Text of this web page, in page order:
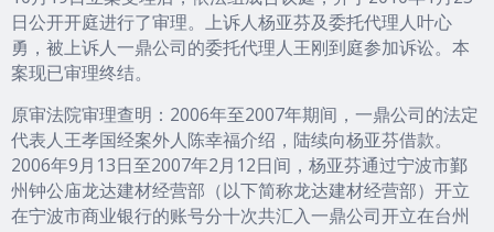
日公开开庭进行了审理。上诉人杨亚芬及委托代理人叶心
勇，被上诉人一鼎公司的委托代理人王刚到庭参加诉讼。本
案现已审理终结。
原审法院审理查明：2006年至2007年期间，一鼎公司的法定
代表人王孝国经案外人陈幸福介绍，陆续向杨亚芬借款。
2006年9月13日至2007年2月12日间，杨亚芬通过宁波市鄞
州钟公庙龙达建材经营部（以下简称龙达建材经营部）开立
在宁波市商业银行的账号分十次共汇入一鼎公司开立在台州